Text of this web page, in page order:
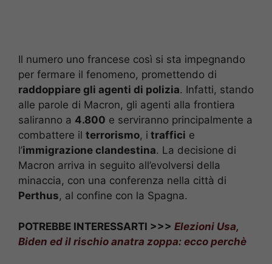
Il numero uno francese così si sta impegnando
per fermare il fenomeno, promettendo di
raddoppiare gli agenti di polizia. Infatti, stando
alle parole di Macron, gli agenti alla frontiera
saliranno a 4.800 e serviranno principalmente a
combattere il terrorismo, i traffici e
l’immigrazione clandestina. La decisione di
Macron arriva in seguito all’evolversi della
minaccia, con una conferenza nella città di
Perthus, al confine con la Spagna.
POTREBBE INTERESSARTI >>> Elezioni Usa,
Biden ed il rischio anatra zoppa: ecco perchè